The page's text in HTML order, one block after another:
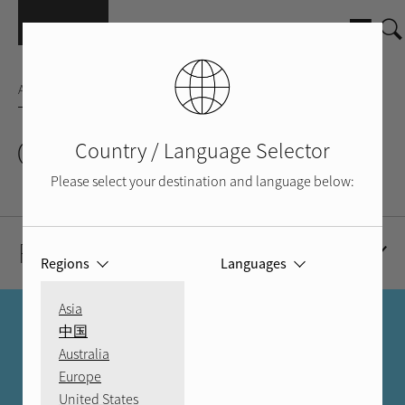
ACCESSOIRE
QA-100
Ressources
TROUVER UN REVENDEUR
PLUS QU'UN MAGASIN
Country / Language Selector
Please select your destination and language below:
Regions
Asia
中国
Australia
Europe
United States
Languages